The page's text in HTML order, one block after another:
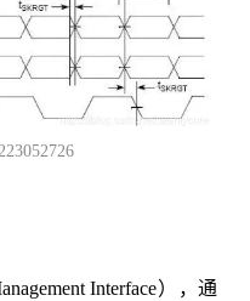
Interface），通